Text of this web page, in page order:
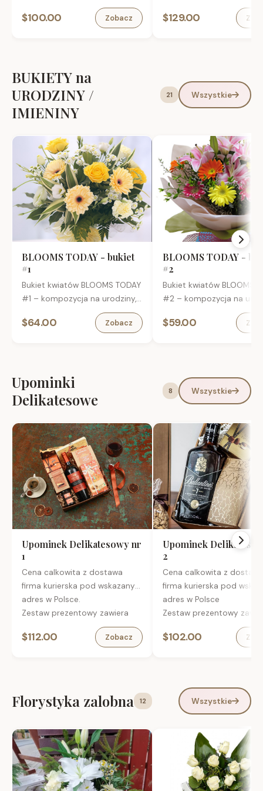
Vermouth 1L, bomboniera ,
karta okolicznosciowa.
$100.00 Zobacz
0.75L w torebce
karta okolicznosciowa.
$129.00
BUKIETY na
URODZINY /
IMIENINY
21 Wszystkie
BLOOMS TODAY - bukiet
#1
Bukiet kwiatów BLOOMS TODAY
#1 – kompozycja na urodziny,
imieniny i inne okazje.
$64.00 Zobacz
BLOOMS TODAY -
#2
Bukiet kwiatów BLOOMS
#2 – kompozycja na
imieniny i inne okazje.
$59.00
Upominki
Delikatesowe
8 Wszystkie
Upominek Delikatesowy nr
1
Cena calkowita z dostawa
firma kurierska pod wskazany
adres w Polsce.
Zestaw prezentowy zawiera
Francuskie trufle czekoladowe
z likierem pomarańczowym
Puglia
Kandyzowane pomarańcze w
Hiszpański tradycyjny turron z
mielonymi migdałami San
Andres, 150 g
Kawa, – 100% arabica o
$112.00 Zobacz
Upominek
2
Cena calkowita z dostawa
firma kurierska pod
adres w Polsce
Zestaw prezentowy
Szkocka whisky
YO, finiszowana w
Orzeszki ziemne prażone
karmelu 100 g
Ekskluzywna kawa
100% arabica 100 g
Opakowanie:
$102.00
Florystyka zalobna 12 Wszystkie